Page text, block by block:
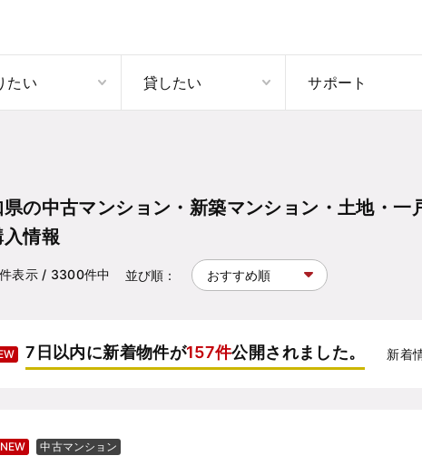
たい 貸したい サポート
の中古マンション・新築マンション・土地・
入情報
件表示/ 3300件中 並び順：
7日以内に新着物件が157件公開されました。 新着
NEW 中古マンション